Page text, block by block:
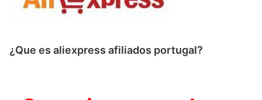
¿Que es aliexpress afiliados portugal?